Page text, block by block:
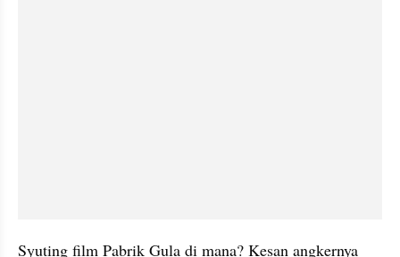
Syuting film Pabrik Gula di mana? Kesan angkernya